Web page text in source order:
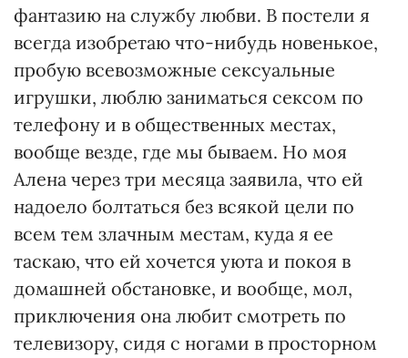
фантазию на службу любви. В постели я
всегда изобретаю что-нибудь новенькое,
пробую всевозможные сексуальные
игрушки, люблю заниматься сексом по
телефону и в общественных местах,
вообще везде, где мы бываем. Но моя
Алена через три месяца заявила, что ей
надоело болтаться без всякой цели по
всем тем злачным местам, куда я ее
таскаю, что ей хочется уюта и покоя в
домашней обстановке, и вообще, мол,
приключения она любит смотреть по
телевизору, сидя с ногами в просторном